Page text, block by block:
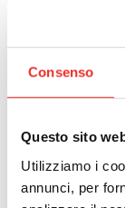
Consenso
Questo sito
Utilizziamo i
annunci, per
C’è un nuovo
colosso nelle
materiali.
Serve il giusto
Quando SCM
Company,
Leggi una